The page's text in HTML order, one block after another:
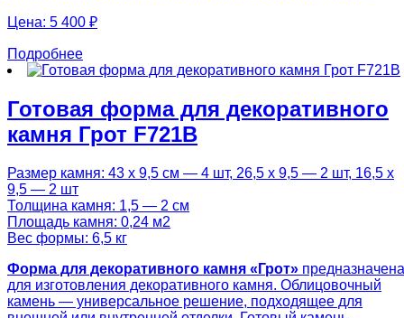
Цена: 5 400 ₽
Подробнее
Готовая форма для декоративного
камня Грот F721B
Размер камня: 43 х 9,5 см — 4 шт, 26,5 х 9,5 — 2 шт, 16,5 х
9,5 — 2 шт
Толщина камня: 1,5 — 2 см
Площадь камня: 0,24 м2
Вес формы: 6,5 кг
Форма для декоративного камня «Грот» предназначена
для изготовления декоративного камня. Облицовочный
камень — универсальное решение, подходящее для